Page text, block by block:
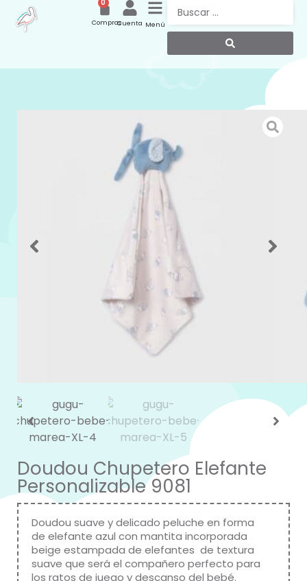
Menú
Cuenta
0
Compras
Doudou Chupetero Elefante
Personalizable 9081
Doudou suave y delicado peluche en forma
de elefante azul con mantita incorporada
beige estampada de elefantes de textura
suave que será el compañero perfecto para
los ratos de juego y descanso del bebé.